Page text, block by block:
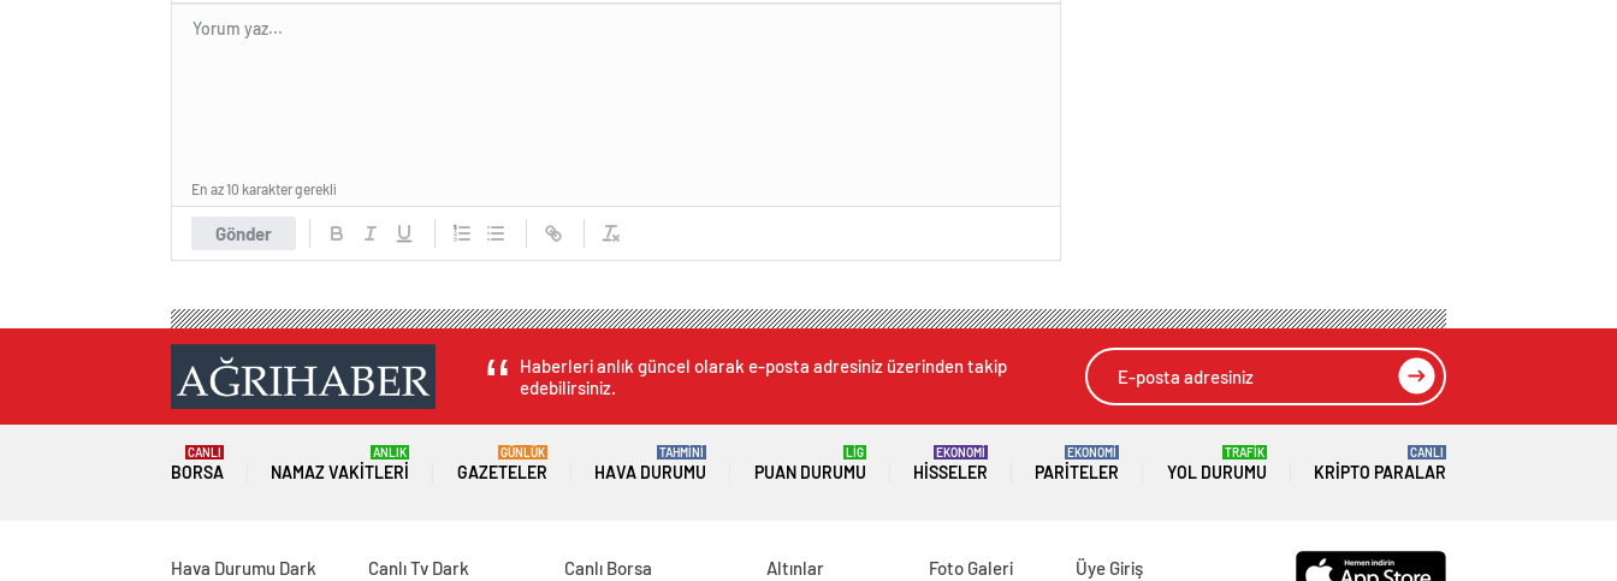
Gönder
En az 10 karakter gerekli
Haberleri anlık güncel olarak e-posta adresiniz üzerinden takip
edebilirsiniz.
BORSA
CANLI
NAMAZ VAKITLERI
ANLIK
GAZETELER
GÜNLÜK
HAVA DURUMU
TAHMİNİ
PUAN DURUMU
LİG
HISSELER
EKONOMİ
PARITELER
EKONOMİ
YOL DURUMU
TRAFİK
KRIPTO PARALAR
CANLI
Hava Durumu Dark
Canlı Tv Dark
Canlı Borsa
Altınlar
Foto Galeri
Üye Giriş